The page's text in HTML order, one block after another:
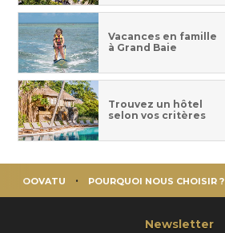
Vacances en famille
à Grand Baie
Trouvez un hôtel
selon vos critères
OOVATU POURQUOI NOUS CHOISIR ?
Newsletter